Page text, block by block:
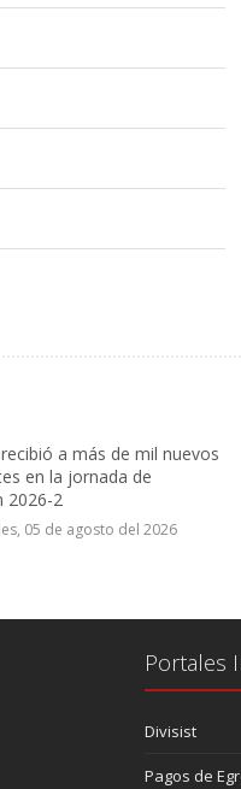
recibió a más de mil nuevos
en la jornada de
2026-2
05 de agosto del 2026
Portales
Divisist
Pagos de